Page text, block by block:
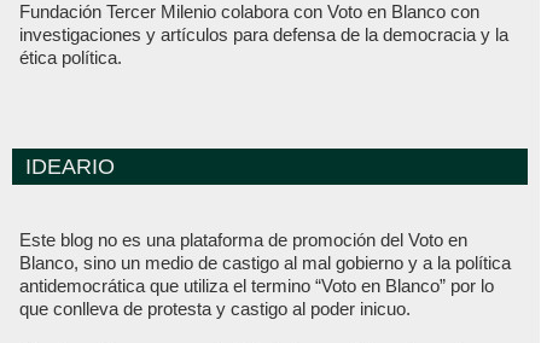
Fundación Tercer Milenio colabora con Voto en Blanco con
investigaciones y artículos para defensa de la democracia y la
ética política.
IDEARIO
Este blog no es una plataforma de promoción del Voto en
Blanco, sino un medio de castigo al mal gobierno y a la política
antidemocrática que utiliza el termino “Voto en Blanco” por lo
que conlleva de protesta y castigo al poder inicuo.